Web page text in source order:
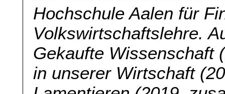
Hochschule Aalen für
Volkswirtschaftslehre.
Gekaufte Wissenschaft
in unserer Wirtschaft